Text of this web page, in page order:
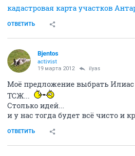
кадастровая карта участков
ОТВЕТИТЬ
Bjentos
activist
19 марта 2012 ilyas
Моё предложение выбрать Илиас
ТСЖ...
Столько идей...
и у нас тогда будет всё чисто и
ОТВЕТИТЬ